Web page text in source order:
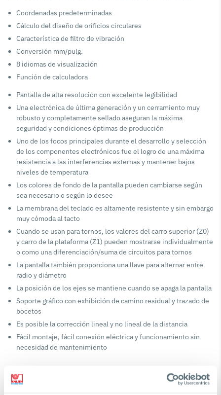
Coordenadas predeterminadas
Cálculo del diseño de orificios circulares
Característica de filtro de vibración
Conversión mm/pulg.
8 idiomas de visualización
Función de calculadora
Pantalla de alta resolución con excelente legibilidad
Una electrónica de última generación y un cerramiento muy
robusto y completamente sellado aseguran la máxima
seguridad y condiciones óptimas de producción
Uno de los focos principales durante el desarrollo y selección
de los componentes electrónicos fue el logro de una máxima
resistencia a las interferencias externas y mantener bajos
niveles de temperatura
Los colores de fondo de la pantalla pueden cambiarse según
sea necesario o según lo desee
La membrana del teclado es altamente resistente y sin embargo
muy cómoda al tacto
Cuando se usan para tornos, los valores del carro superior (Z0)
y carro de la plataforma (Z1) pueden mostrarse individualmente
o como una diferenciación/suma de circuitos para tornos
La pantalla también proporciona una llave para alternar entre
radio y diámetro
La posición de los ejes se mantiene cuando se apaga la pantalla
Soporte gráfico con exhibición de camino residual y trazado de
bocetos
Es posible la corrección lineal y no lineal de la distancia
Fácil montaje, fácil conexión eléctrica y funcionamiento sin
necesidad de mantenimiento
Especificaciones técnicas